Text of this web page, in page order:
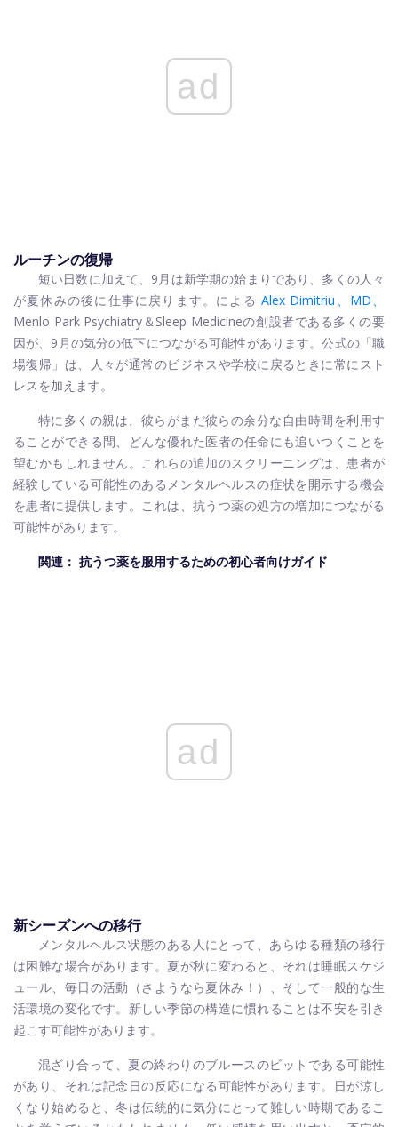
ad
ルーチンの復帰
短い日数に加えて、9月は新学期の始まりであり、多くの人々
が夏休みの後に仕事に戻ります。 による Alex Dimitriu、MD、
Menlo Park Psychiatry＆Sleep Medicineの創設者である多くの要
因が、9月の気分の低下につながる可能性があります。公式の「職
場復帰」は、人々が通常のビジネスや学校に戻るときに常にスト
レスを加えます。
特に多くの親は、彼らがまだ彼らの余分な自由時間を利用す
ることができる間、どんな優れた医者の任命にも追いつくことを
望むかもしれません。 これらの追加のスクリーニングは、患者が
経験している可能性のあるメンタルヘルスの症状を開示する機会
を患者に提供します。これは、抗うつ薬の処方の増加につながる
可能性があります。
関連： 抗うつ薬を服用するための初心者向けガイド
ad
新シーズンへの移行
メンタルヘルス状態のある人にとって、あらゆる種類の移行
は困難な場合があります。夏が秋に変わると、それは睡眠スケジ
ュール、毎日の活動（さようなら夏休み！）、そして一般的な生
活環境の変化です。新しい季節の構造に慣れることは不安を引き
起こす可能性があります。
混ざり合って、夏の終わりのブルースのビットである可能性
があり、それは記念日の反応になる可能性があります。日が涼し
くなり始めると、冬は伝統的に気分にとって難しい時期であるこ